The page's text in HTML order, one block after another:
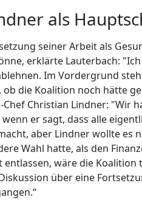
als
seiner Arbeit als
erklärte Lauterbach:
Im Vordergrund
ob die Koalition noch hätte
Christian Lindner: "Wir
er sagt, dass alle
aber Lindner wollte es
Wahl hatte, als den
wäre die
über eine